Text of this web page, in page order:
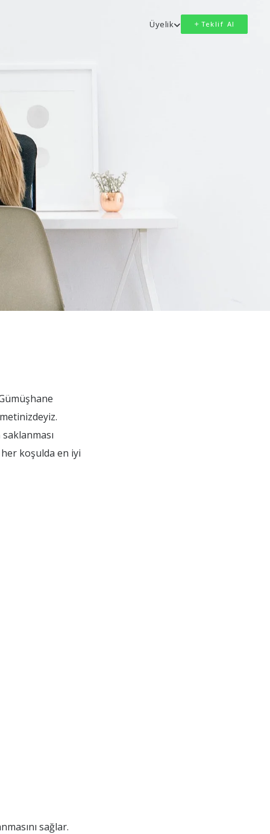
Üyelik Teklif Al
koşulda en iyi
sağlar.